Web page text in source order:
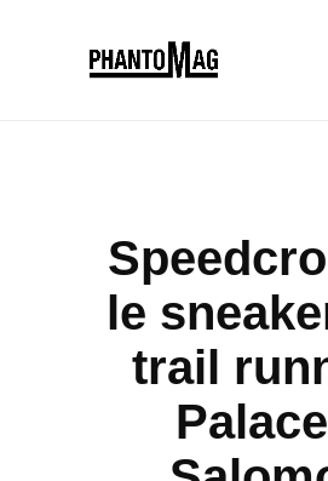
le
trail